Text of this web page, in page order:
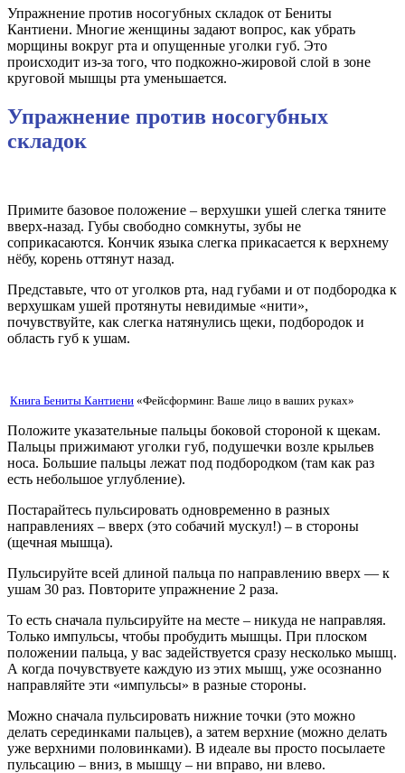
Упражнение против носогубных складок от Бениты
Кантиени. Многие женщины задают вопрос, как убрать
морщины вокруг рта и опущенные уголки губ. Это
происходит из-за того, что подкожно-жировой слой в зоне
круговой мышцы рта уменьшается.
Упражнение против носогубных
складок
Примите базовое положение – верхушки ушей слегка тяните
вверх-назад. Губы свободно сомкнуты, зубы не
соприкасаются. Кончик языка слегка прикасается к верхнему
нёбу, корень оттянут назад.
Представьте, что от уголков рта, над губами и от подбородка к
верхушкам ушей протянуты невидимые «нити»,
почувствуйте, как слегка натянулись щеки, подбородок и
область губ к ушам.
Книга Бениты Кантиени «Фейсформинг. Ваше лицо в ваших руках»
Положите указательные пальцы боковой стороной к щекам.
Пальцы прижимают уголки губ, подушечки возле крыльев
носа. Большие пальцы лежат под подбородком (там как раз
есть небольшое углубление).
Постарайтесь пульсировать одновременно в разных
направлениях – вверх (это собачий мускул!) – в стороны
(щечная мышца).
Пульсируйте всей длиной пальца по направлению вверх — к
ушам 30 раз. Повторите упражнение 2 раза.
То есть сначала пульсируйте на месте – никуда не направляя.
Только импульсы, чтобы пробудить мышцы. При плоском
положении пальца, у вас задействуется сразу несколько мышц.
А когда почувствуете каждую из этих мышц, уже осознанно
направляйте эти «импульсы» в разные стороны.
Можно сначала пульсировать нижние точки (это можно
делать серединками пальцев), а затем верхние (можно делать
уже верхними половинками). В идеале вы просто посылаете
пульсацию – вниз, в мышцу – ни вправо, ни влево.